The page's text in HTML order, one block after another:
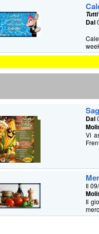
Dal
Dal
Vi
Il
Il